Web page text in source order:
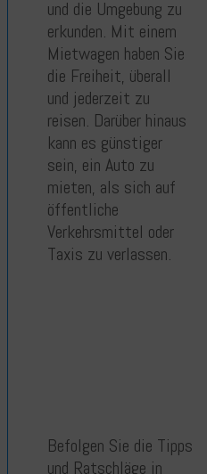
und die Umgebung zu
erkunden. Mit einem
Mietwagen haben Sie
die Freiheit, überall
und jederzeit zu
reisen. Darüber hinaus
kann es günstiger
sein, ein Auto zu
mieten, als sich auf
öffentliche
Verkehrsmittel oder
Taxis zu verlassen.
Befolgen Sie die Tipps
und Ratschläge in